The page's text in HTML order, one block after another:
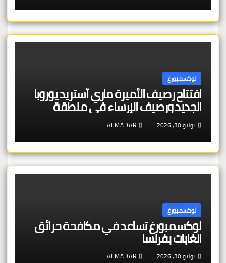
لوكسمبورغ
افتتاح رصيف الأميرة ماري أستريد يوروبا
الجديد ورصيف الإرساء في منطقة
شنغن – بنية تحتية عالية الجودة تخدم
الجمهور والتراث الأوروبي
يوليو 30, 2026 ALMADAR
لوكسمبورغ
لوكسمبورغ تساعد في مكافحة حرائق
الغابات بفرنسا
يوليو 30, 2026 ALMADAR